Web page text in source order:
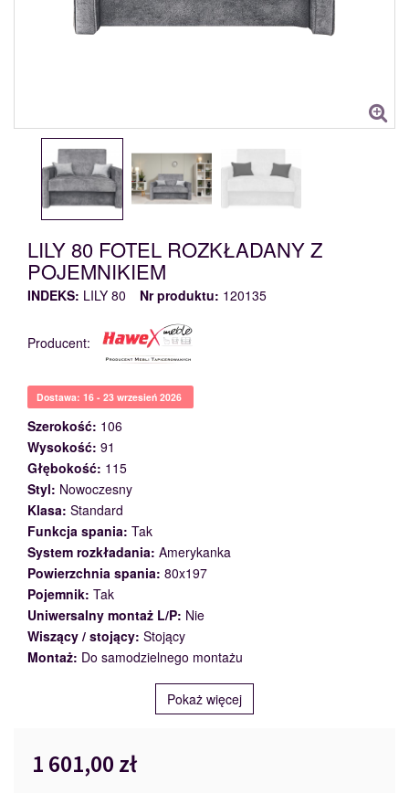
LILY 80 FOTEL ROZKŁADANY Z
POJEMNIKIEM
INDEKS: LILY 80 Nr produktu: 120135
Producent:
Dostawa: 16 - 23 wrzesień 2026
Szerokość: 106
Wysokość: 91
Głębokość: 115
Styl: Nowoczesny
Klasa: Standard
Funkcja spania: Tak
System rozkładania: Amerykanka
Powierzchnia spania: 80x197
Pojemnik: Tak
Uniwersalny montaż L/P: Nie
Wiszący / stojący: Stojący
Montaż: Do samodzielnego montażu
Pokaż więcej
1 601,00 zł